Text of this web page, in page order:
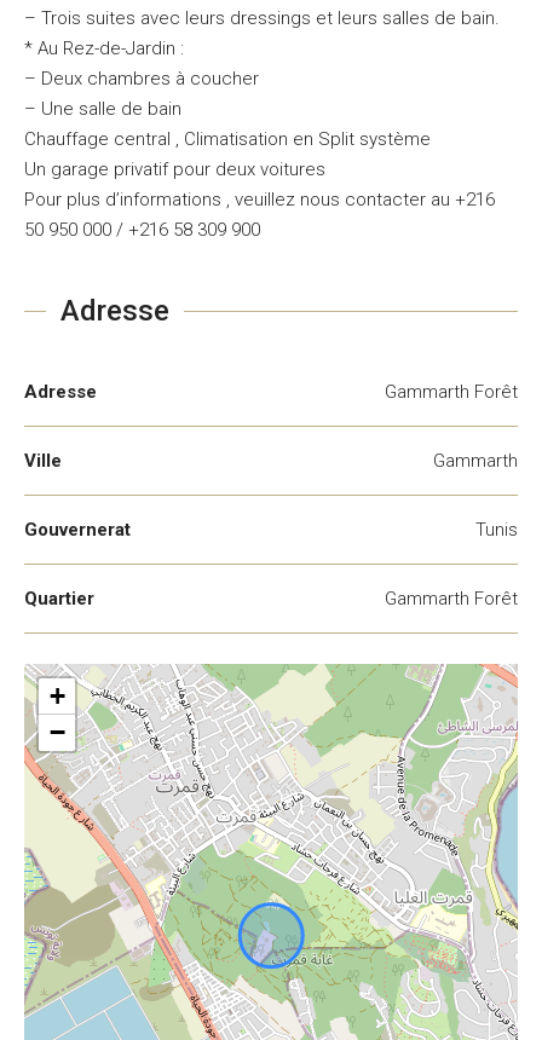
– Trois suites avec leurs dressings et leurs salles de bain.
* Au Rez-de-Jardin :
– Deux chambres à coucher
– Une salle de bain
Chauffage central , Climatisation en Split système
Un garage privatif pour deux voitures
Pour plus d’informations , veuillez nous contacter au +216
50 950 000 / +216 58 309 900
Adresse
Adresse Gammarth Forêt
Ville Gammarth
Gouvernerat Tunis
Quartier Gammarth Forêt
+
−